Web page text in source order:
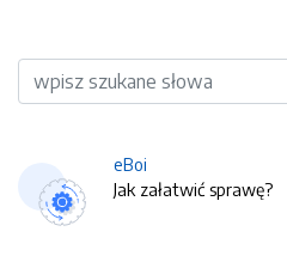
Wyszukiwarka
eBoi
Jak załatwić sprawę?